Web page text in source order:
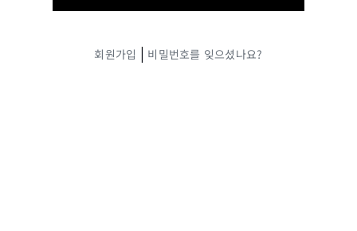
회원가입 | 비밀번호를 잊으셨나요?